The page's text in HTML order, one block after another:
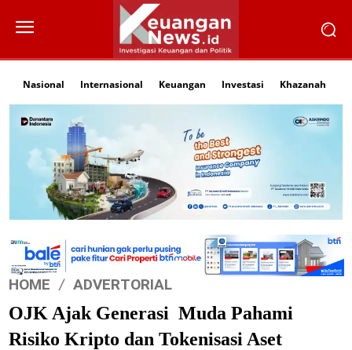
Nasional Internasional Keuangan Investasi Khazanah
HOME ADVERTORIAL
OJK Ajak Generasi Muda Pahami
Risiko Kripto dan Tokenisasi Aset